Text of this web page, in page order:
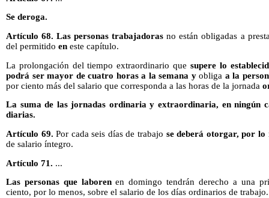
Se deroga.
Artículo 68. Las personas trabajadoras no están obligadas a
del permitido en este capítulo.
La prolongación del tiempo extraordinario que supere lo
podrá ser mayor de cuatro horas a la semana yobliga a la
por ciento más del salario que corresponda a las horas de la jornada
La suma de las jornadas ordinaria y extraordinaria, en ningún
diarias.
Artículo 69. Por cada seis días de trabajo se deberá otorgar, por lo
de salario íntegro.
Artículo 71. ...
Las personas que laborenen domingo tendrán derecho a una
ciento, por lo menos, sobre el salario de los días ordinarios de trabajo.